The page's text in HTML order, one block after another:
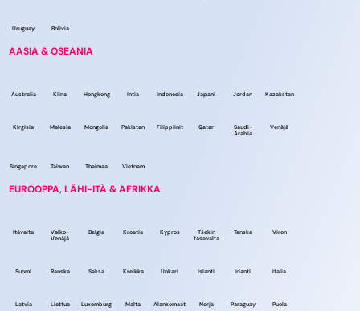
Uruguay Bolivia
AASIA & OSEANIA
Australia Kiina Hongkong Intia Indonesia Japani Jordan Kazakstan
Kirgisia Malesia Mongolia Pakistan Filippiinit Qatar
Saudi-
Arabia
Venäjä
Singapore Taiwan Thaimaa Vietnam
EUROOPPA, LÄHI-ITÄ & AFRIKKA
Itävalta
Valko-
Venäjä
Belgia Kroatia Kypros
Tšekin
tasavalta
Tanska Viron
Suomi Ranska Saksa Kreikka Unkari Islanti Irlanti Italia
Latvia Liettua Luxemburg Malta Alankomaat Norja Paraguay Puola